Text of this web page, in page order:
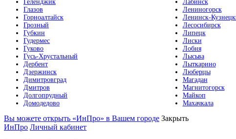
Геленджик
Глазов
Горноалтайск
Грозный
Губкин
Гудермес
Гуково
Гусь-Хрустальный
Дербент
Дзержинск
Димитровград
Дмитров
Долгопрудный
Домодедово
Лабинск
Лениногорск
Ленинск-
Лесосибирск
Липецк
Лиски
Лобня
Лысьва
Лыткарино
Люберцы
Магадан
Магнитогорск
Майкоп
Махачкала
Вы можете открыть «ИнПро» в Вашем городе Закрыть
ИнПро Личный кабинет